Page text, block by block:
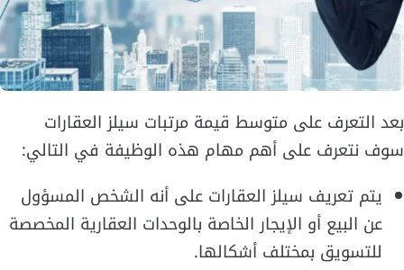
بعد التعرف على متوسط قيمة مرتبات سيلز العقارات
سوف نتعرف على أهم مهام هذه الوظيفة في التالي:
يتم تعريف سيلز العقارات على أنه الشخص المسؤول
عن البيع أو الإيجار الخاصة بالوحدات العقارية المخصصة
للتسويق بمختلف أشكالها.